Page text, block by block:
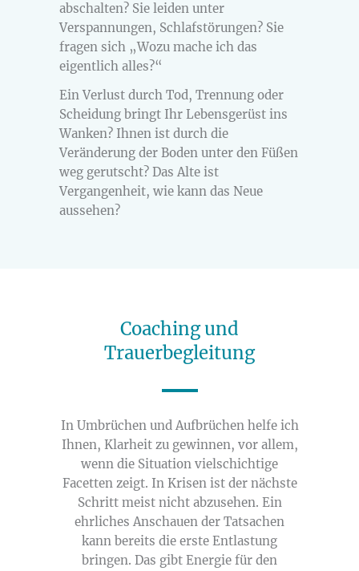
abschalten? Sie leiden unter
Verspannungen, Schlafstörungen? Sie
fragen sich „Wozu mache ich das
eigentlich alles?“
Ein Verlust durch Tod, Trennung oder
Scheidung bringt Ihr Lebensgerüst ins
Wanken? Ihnen ist durch die
Veränderung der Boden unter den Füßen
weg gerutscht? Das Alte ist
Vergangenheit, wie kann das Neue
aussehen?
Coaching und
Trauerbegleitung
In Umbrüchen und Aufbrüchen helfe ich
Ihnen, Klarheit zu gewinnen, vor allem,
wenn die Situation vielschichtige
Facetten zeigt. In Krisen ist der nächste
Schritt meist nicht abzusehen. Ein
ehrliches Anschauen der Tatsachen
kann bereits die erste Entlastung
bringen. Das gibt Energie für den